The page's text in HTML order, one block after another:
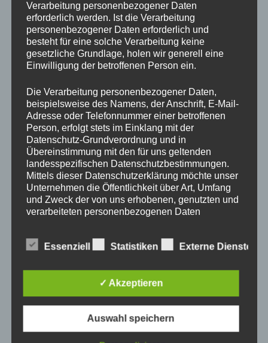
HOCHWERTIGE DOPPELSTABMATTENZÄUNE
ZÄUNE & TORE ZAUNELEMENTE
Hochwertige
Doppelstabmattenzäune
Metallbau Krenn liefert und montiert Gartenzäune
aller Art. Ob hochwertige Doppelstabmattenzäune
oder exklusive Premium-Aluminiumzäune – wir
fertigen jeden Zaun individuell und exakt nach
Ihren persönlichen Wünschen.
Verarbeitung personenbezogener Daten
erforderlich werden. Ist die Verarbeitung
personenbezogener Daten erforderlich und
besteht für eine solche Verarbeitung keine
gesetzliche Grundlage, holen wir generell eine
Einwilligung der betroffenen Person ein.
Die Verarbeitung personenbezogener Daten,
beispielsweise des Namens, der Anschrift, E-Mail-
Adresse oder Telefonnummer einer betroffenen
Person, erfolgt stets im Einklang mit der
Datenschutz-Grundverordnung und in
Übereinstimmung mit den für uns geltenden
landesspezifischen Datenschutzbestimmungen.
Mittels dieser Datenschutzerklärung möchte unser
Unternehmen die Öffentlichkeit über Art, Umfang
und Zweck der von uns erhobenen, genutzten und
verarbeiteten personenbezogenen Daten
zustehenden Rechte aufgeklärt.
Wir haben als für die Verarbeitung Verantwortlicher
zahlreiche technische und organisatorische
Maßnahmen umgesetzt, um einen möglichst
verarbeiteten personenbezogenen Daten
sicherzustellen. Dennoch können Internetbasierte
Essenziell Statistiken Externe Dienste
✓ Akzeptieren
Auswahl speichern